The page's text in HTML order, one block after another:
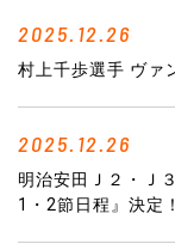
2025.12.26
村上千歩選手 ヴァ
2025.12.26
明治安田Ｊ２・Ｊ
1・2節日程』決定！